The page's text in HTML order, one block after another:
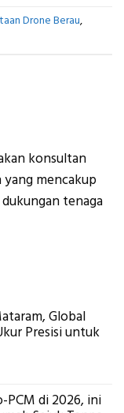
Drone Berau,
konsultan
mencakup
tenaga
Global
Presisi untuk
PCM di 2026, ini